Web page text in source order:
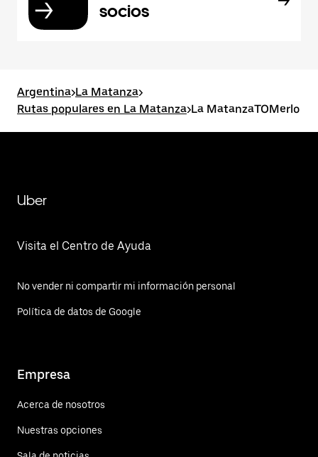
socios
Argentina>La Matanza>
Rutas populares en La Matanza>La MatanzaTOMerlo
Uber
Visita el Centro de Ayuda
No vender ni compartir mi información personal
Política de datos de Google
Empresa
Acerca de nosotros
Nuestras opciones